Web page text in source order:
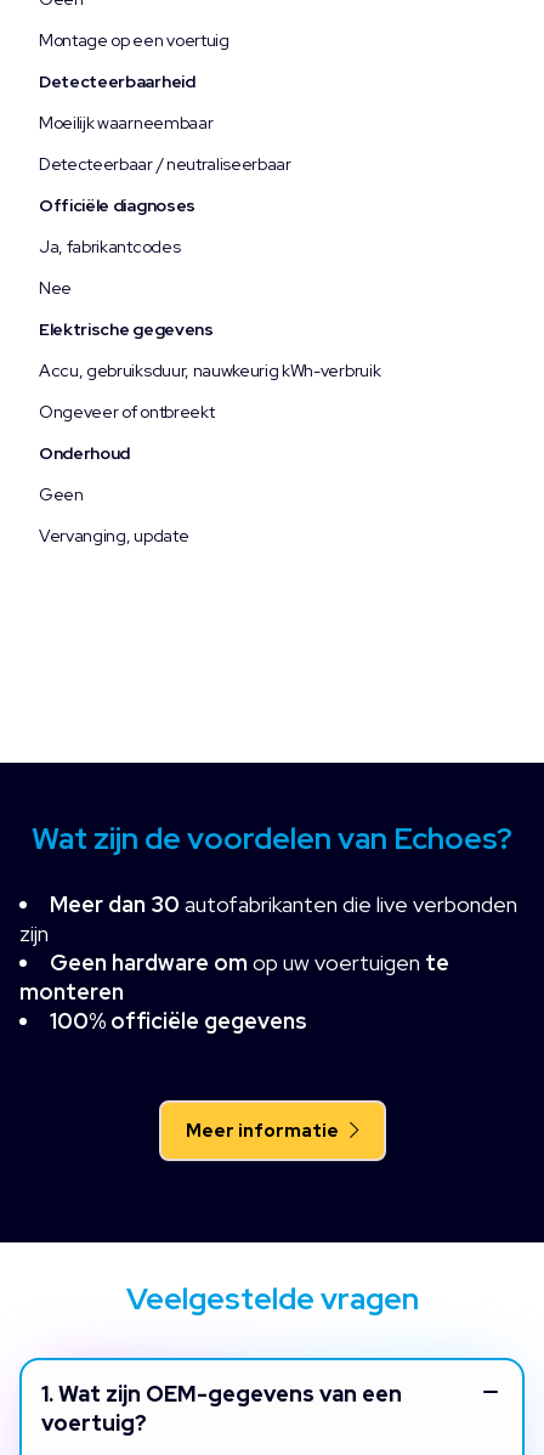
Montage op een voertuig
Detecteerbaarheid
Moeilijk waarneembaar
Detecteerbaar / neutraliseerbaar
Officiële diagnoses
Ja, fabrikantcodes
Nee
Elektrische gegevens
Accu, gebruiksduur, nauwkeurig kWh-verbruik
Ongeveer of ontbreekt
Onderhoud
Geen
Vervanging, update
Wat zijn de voordelen van Echoes?
Meer dan 30 autofabrikanten die live verbonden
zijn
Geen hardware om op uw voertuigen te
monteren
100% officiële gegevens
Meer informatie
Veelgestelde vragen
1.Wat zijn OEM-gegevens van een
voertuig?